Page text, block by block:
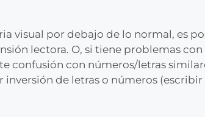
visual por debajo de lo normal, es
lectora. O, si tiene problemas
confusión con números/letras
de letras o números (escribir